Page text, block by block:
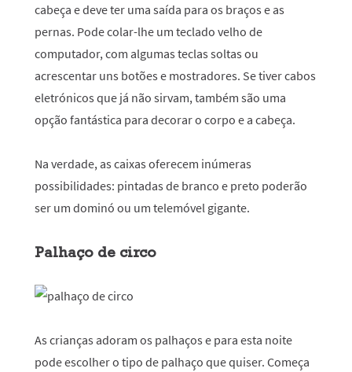
cabeça e deve ter uma saída para os braços e as
pernas. Pode colar-lhe um teclado velho de
computador, com algumas teclas soltas ou
acrescentar uns botões e mostradores. Se tiver cabos
eletrónicos que já não sirvam, também são uma
opção fantástica para decorar o corpo e a cabeça.
Na verdade, as caixas oferecem inúmeras
possibilidades: pintadas de branco e preto poderão
ser um dominó ou um telemóvel gigante.
Palhaço de circo
As crianças adoram os palhaços e para esta noite
pode escolher o tipo de palhaço que quiser. Começa